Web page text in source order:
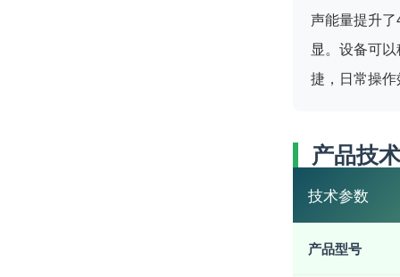
声能量提升
显。设备可
捷，日常操作
产品技
技术参数
产品型号